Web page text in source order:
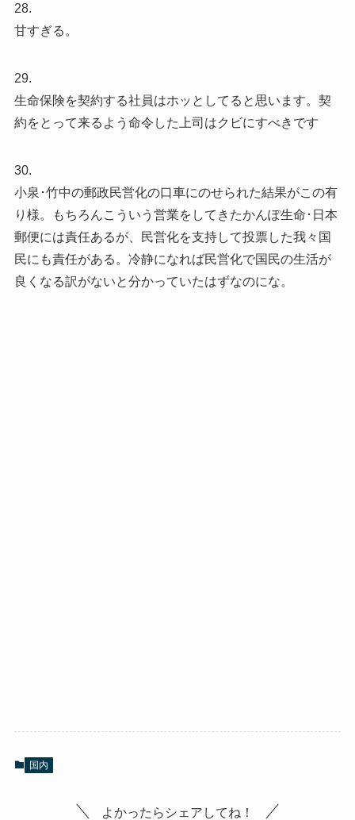
28.
甘すぎる。
29.
生命保険を契約する社員はホッとしてると思います。契
約をとって来るよう命令した上司はクビにすべきです
30.
小泉･竹中の郵政民営化の口車にのせられた結果がこの有
り様。もちろんこういう営業をしてきたかんぽ生命･日本
郵便には責任あるが、民営化を支持して投票した我々国
民にも責任がある。冷静になれば民営化で国民の生活が
良くなる訳がないと分かっていたはずなのにな。
国内
よかったらシェアしてね！